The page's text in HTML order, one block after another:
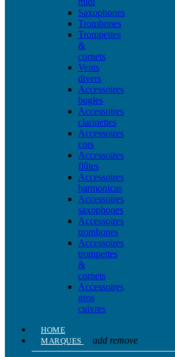
Saxophones
Trombones
Trompettes
&
cornets
Vents
divers
Accessoires
bugles
Accessoires
clarinettes
Accessoires
cors
Accessoires
flûtes
Accessoires
harmonicas
Accessoires
saxophones
Accessoires
trombones
Accessoires
trompettes
&
cornets
Accessoires
gros
cuivres
HOME
MARQUES
add remove